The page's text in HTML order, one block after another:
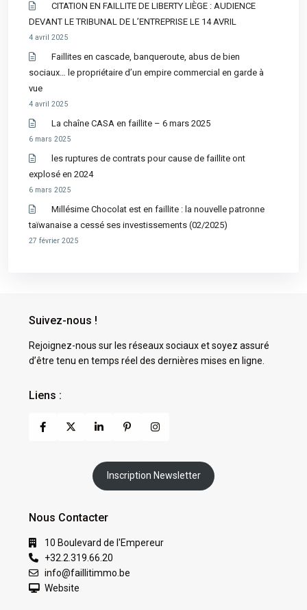
CITATION EN FAILLITE DE LIBERTY LIÈGE : AUDIENCE
DEVANT LE TRIBUNAL DE L’ENTREPRISE LE 14 AVRIL
4 avril 2025
Faillites en cascade, banqueroute, abus de bien
sociaux… le propriétaire d’un empire commercial en garde à
vue
4 avril 2025
La chaîne CASA en faillite – 6 mars 2025
6 mars 2025
les ruptures de contrats pour cause de faillite ont
explosé en 2024
6 mars 2025
Millésime Chocolat est en faillite : la nouvelle patronne
taïwanaise a cessé ses investissements (02/2025)
27 février 2025
Suivez-nous !
Rejoignez-nous sur les réseaux sociaux et soyez assuré
d’être tenu en temps réel des dernières mises en ligne.
Liens :
Inscription Newsletter
Nous Contacter
10 Boulevard de l'Empereur
+32.2.319.66.20
info@faillitimmo.be
Website